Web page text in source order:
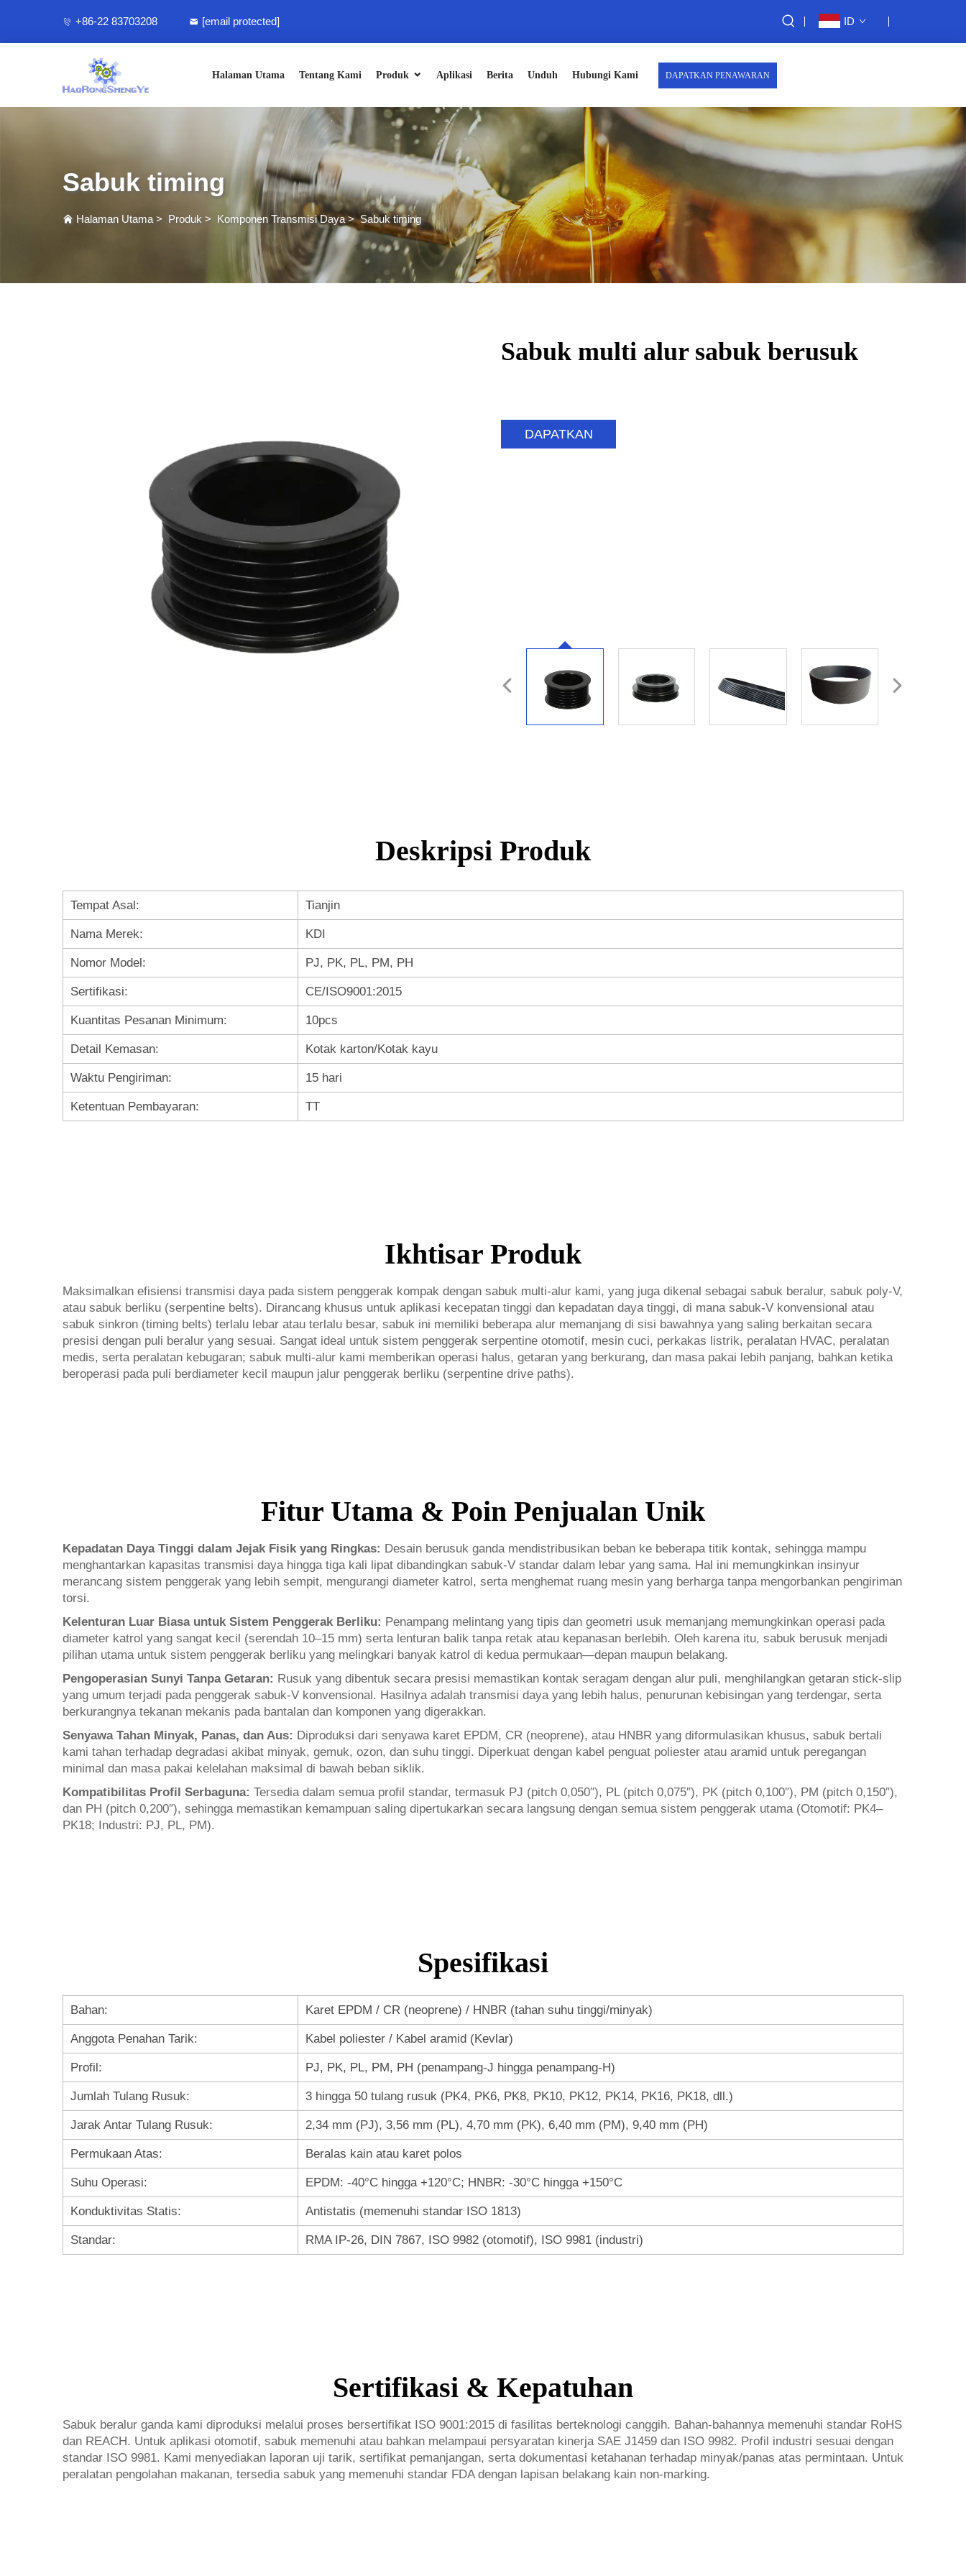
+86-22 83703208 [email protected] ID
Halaman Utama Tentang Kami Produk Aplikasi Berita Unduh Hubungi Kami DAPATKAN PENAWARAN
Sabuk timing
Halaman Utama > Produk > Komponen Transmisi Daya>Sabuk timing
Sabuk multi alur sabuk berusuk
DAPATKAN
Deskripsi Produk
Tempat Asal: Tianjin
Nama Merek: KDI
Nomor Model: PJ, PK, PL, PM, PH
Sertifikasi: CE/ISO9001:2015
Kuantitas Pesanan Minimum: 10pcs
Detail Kemasan: Kotak karton/Kotak kayu
Waktu Pengiriman: 15 hari
Ketentuan Pembayaran: TT
Ikhtisar Produk
Maksimalkan efisiensi transmisi daya pada sistem penggerak kompak dengan sabuk multi-alur kami, yang juga dikenal sebagai sabuk beralur, sabuk poly-V,
atau sabuk berliku (serpentine belts). Dirancang khusus untuk aplikasi kecepatan tinggi dan kepadatan daya tinggi, di mana sabuk-V konvensional atau
sabuk sinkron (timing belts) terlalu lebar atau terlalu besar, sabuk ini memiliki beberapa alur memanjang di sisi bawahnya yang saling berkaitan secara
presisi dengan puli beralur yang sesuai. Sangat ideal untuk sistem penggerak serpentine otomotif, mesin cuci, perkakas listrik, peralatan HVAC, peralatan
medis, serta peralatan kebugaran; sabuk multi-alur kami memberikan operasi halus, getaran yang berkurang, dan masa pakai lebih panjang, bahkan ketika
beroperasi pada puli berdiameter kecil maupun jalur penggerak berliku (serpentine drive paths).
Fitur Utama & Poin Penjualan Unik
Kepadatan Daya Tinggi dalam Jejak Fisik yang Ringkas: Desain berusuk ganda mendistribusikan beban ke beberapa titik kontak, sehingga mampu
menghantarkan kapasitas transmisi daya hingga tiga kali lipat dibandingkan sabuk-V standar dalam lebar yang sama. Hal ini memungkinkan insinyur
merancang sistem penggerak yang lebih sempit, mengurangi diameter katrol, serta menghemat ruang mesin yang berharga tanpa mengorbankan pengiriman
torsi.
Kelenturan Luar Biasa untuk Sistem Penggerak Berliku: Penampang melintang yang tipis dan geometri usuk memanjang memungkinkan operasi pada
diameter katrol yang sangat kecil (serendah 10–15 mm) serta lenturan balik tanpa retak atau kepanasan berlebih. Oleh karena itu, sabuk berusuk menjadi
pilihan utama untuk sistem penggerak berliku yang melingkari banyak katrol di kedua permukaan—depan maupun belakang.
Pengoperasian Sunyi Tanpa Getaran: Rusuk yang dibentuk secara presisi memastikan kontak seragam dengan alur puli, menghilangkan getaran stick-slip
yang umum terjadi pada penggerak sabuk-V konvensional. Hasilnya adalah transmisi daya yang lebih halus, penurunan kebisingan yang terdengar, serta
berkurangnya tekanan mekanis pada bantalan dan komponen yang digerakkan.
Senyawa Tahan Minyak, Panas, dan Aus: Diproduksi dari senyawa karet EPDM, CR (neoprene), atau HNBR yang diformulasikan khusus, sabuk bertali
kami tahan terhadap degradasi akibat minyak, gemuk, ozon, dan suhu tinggi. Diperkuat dengan kabel penguat poliester atau aramid untuk peregangan
minimal dan masa pakai kelelahan maksimal di bawah beban siklik.
Kompatibilitas Profil Serbaguna: Tersedia dalam semua profil standar, termasuk PJ (pitch 0,050″), PL (pitch 0,075″), PK (pitch 0,100″), PM (pitch 0,150″),
dan PH (pitch 0,200″), sehingga memastikan kemampuan saling dipertukarkan secara langsung dengan semua sistem penggerak utama (Otomotif: PK4–
PK18; Industri: PJ, PL, PM).
Spesifikasi
Bahan: Karet EPDM / CR (neoprene) / HNBR (tahan suhu tinggi/minyak)
Anggota Penahan Tarik: Kabel poliester / Kabel aramid (Kevlar)
Profil: PJ, PK, PL, PM, PH (penampang-J hingga penampang-H)
Jumlah Tulang Rusuk: 3 hingga 50 tulang rusuk (PK4, PK6, PK8, PK10, PK12, PK14, PK16, PK18, dll.)
Jarak Antar Tulang Rusuk: 2,34 mm (PJ), 3,56 mm (PL), 4,70 mm (PK), 6,40 mm (PM), 9,40 mm (PH)
Permukaan Atas: Beralas kain atau karet polos
Suhu Operasi: EPDM: -40°C hingga +120°C; HNBR: -30°C hingga +150°C
Konduktivitas Statis: Antistatis (memenuhi standar ISO 1813)
Standar: RMA IP-26, DIN 7867, ISO 9982 (otomotif), ISO 9981 (industri)
Sertifikasi & Kepatuhan
Sabuk beralur ganda kami diproduksi melalui proses bersertifikat ISO 9001:2015 di fasilitas berteknologi canggih. Bahan-bahannya memenuhi standar RoHS
dan REACH. Untuk aplikasi otomotif, sabuk memenuhi atau bahkan melampaui persyaratan kinerja SAE J1459 dan ISO 9982. Profil industri sesuai dengan
standar ISO 9981. Kami menyediakan laporan uji tarik, sertifikat pemanjangan, serta dokumentasi ketahanan terhadap minyak/panas atas permintaan. Untuk
peralatan pengolahan makanan, tersedia sabuk yang memenuhi standar FDA dengan lapisan belakang kain non-marking.